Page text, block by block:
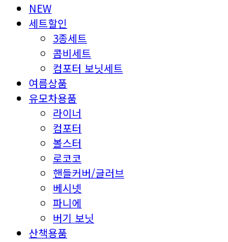
NEW
세트할인
3종세트
콤비세트
컴포터 보닛세트
여름상품
유모차용품
라이너
컴포터
볼스터
로코코
핸들커버/글러브
베시넷
파니에
버기 보닛
산책용품